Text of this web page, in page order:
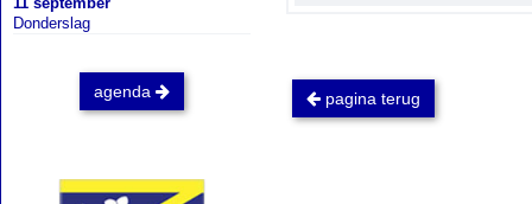
Donderslag
agenda pagina terug